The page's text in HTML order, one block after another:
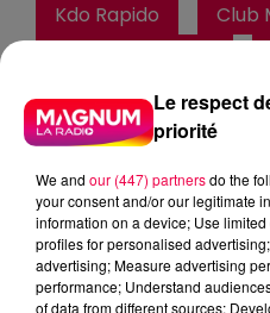
Kdo Rapido
Club
Meurthe et Moselle
Fred
ANNE SOPHIE DE
PARTIES DE BOWLING
Le respect
priorité
We and our (447) partnersdo the
your consent and/or our legitimate
information on a device; Use
profiles for personalised
advertising; Measure advertising
performance; Understand
of data from different sources;